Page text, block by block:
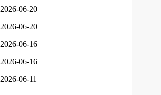
2026-06-20
2026-06-20
2026-06-16
2026-06-16
2026-06-11